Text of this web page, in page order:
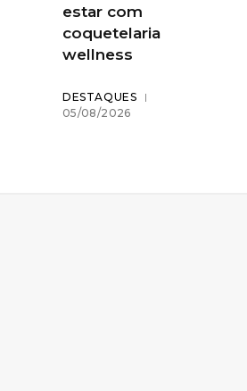
estar com
coquetelaria
wellness
DESTAQUES
05/08/2026